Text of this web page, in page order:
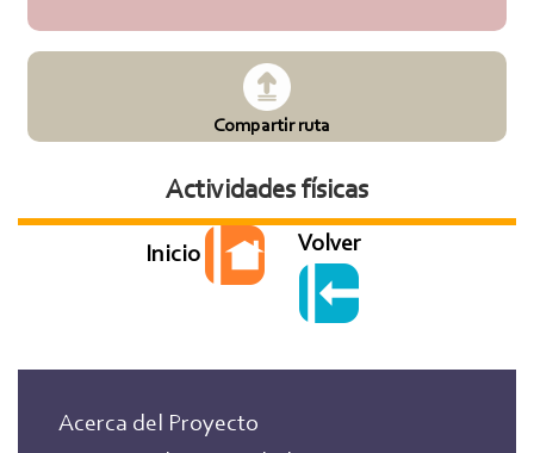
Compartir ruta
Actividades físicas
Inicio Volver
Acerca del Proyecto